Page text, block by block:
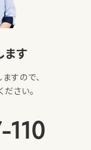
ます
すので、
さい。